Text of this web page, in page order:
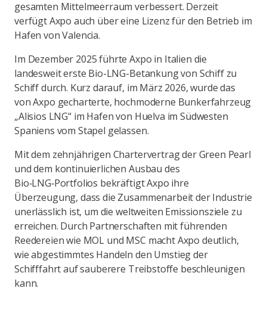
gesamten Mittelmeerraum verbessert. Derzeit
verfügt Axpo auch über eine Lizenz für den Betrieb im
Hafen von Valencia.
Im Dezember 2025 führte Axpo in Italien die
landesweit erste Bio-LNG-Betankung von Schiff zu
Schiff durch. Kurz darauf, im März 2026, wurde das
von Axpo gecharterte, hochmoderne Bunkerfahrzeug
„Alisios LNG“ im Hafen von Huelva im Südwesten
Spaniens vom Stapel gelassen.
Mit dem zehnjährigen Chartervertrag der Green Pearl
und dem kontinuierlichen Ausbau des
Bio‑LNG‑Portfolios bekräftigt Axpo ihre
Überzeugung, dass die Zusammenarbeit der Industrie
unerlässlich ist, um die weltweiten Emissionsziele zu
erreichen. Durch Partnerschaften mit führenden
Reedereien wie MOL und MSC macht Axpo deutlich,
wie abgestimmtes Handeln den Umstieg der
Schifffahrt auf sauberere Treibstoffe beschleunigen
kann.